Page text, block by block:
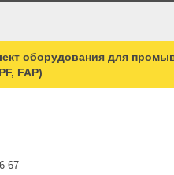
оборудования для
FAP)
67